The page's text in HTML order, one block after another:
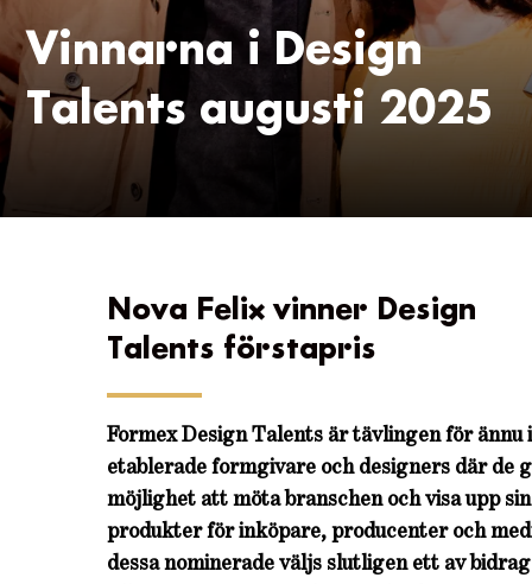
Vinnarna i Design
Talents augusti 2025
Nova Felix vinner Design
Talents förstapris
Formex Design Talents är tävlingen för ännu
etablerade formgivare och designers där de
möjlighet att möta branschen och visa upp
produkter för inköpare, producenter och
dessa nominerade väljs slutligen ett av